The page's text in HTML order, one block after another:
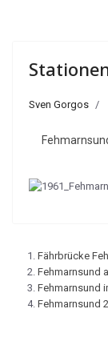
Sven Gorgos
Fährbrücke
Fehmarnsund
Fehmarnsund
Fehmarnsund